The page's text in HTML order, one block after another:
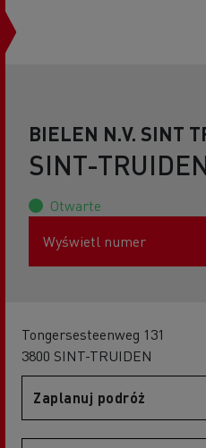
BIELEN N.V. SINT
SINT-
Otwarte
Wyświetl numer
Tongersesteenweg 131
3800 SINT-TRUIDEN
Zaplanuj podróż